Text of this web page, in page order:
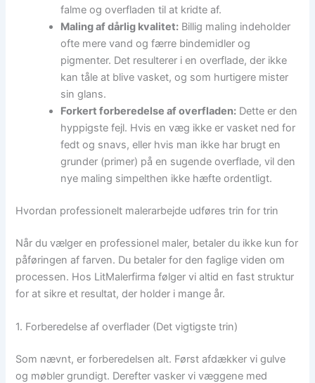
falme og overfladen til at kridte af.
Maling af dårlig kvalitet: Billig maling indeholder
ofte mere vand og færre bindemidler og
pigmenter. Det resulterer i en overflade, der ikke
kan tåle at blive vasket, og som hurtigere mister
sin glans.
Forkert forberedelse af overfladen: Dette er den
hyppigste fejl. Hvis en væg ikke er vasket ned for
fedt og snavs, eller hvis man ikke har brugt en
grunder (primer) på en sugende overflade, vil den
nye maling simpelthen ikke hæfte ordentligt.
Hvordan professionelt malerarbejde udføres trin for trin
Når du vælger en professionel maler, betaler du ikke kun for
påføringen af farven. Du betaler for den faglige viden om
processen. Hos LitMalerfirma følger vi altid en fast struktur
for at sikre et resultat, der holder i mange år.
1. Forberedelse af overflader (Det vigtigste trin)
Som nævnt, er forberedelsen alt. Først afdækker vi gulve
og møbler grundigt. Derefter vasker vi væggene med